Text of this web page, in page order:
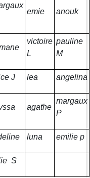
emie anouk
victoire
L
pauline
M
J lea angelina
agathe
margaux
P
luna emilie p
S